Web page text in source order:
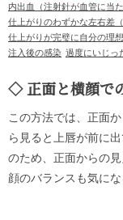
内出血（注射針が血管に当
仕上がりのわずかな左右差
仕上がりが完璧に自分の理
注入後の感染 過度にいじっ
正面と横顔で
この方法では、正面
ら見ると上唇が前に
のため、正面からの
顔のバランスも気に